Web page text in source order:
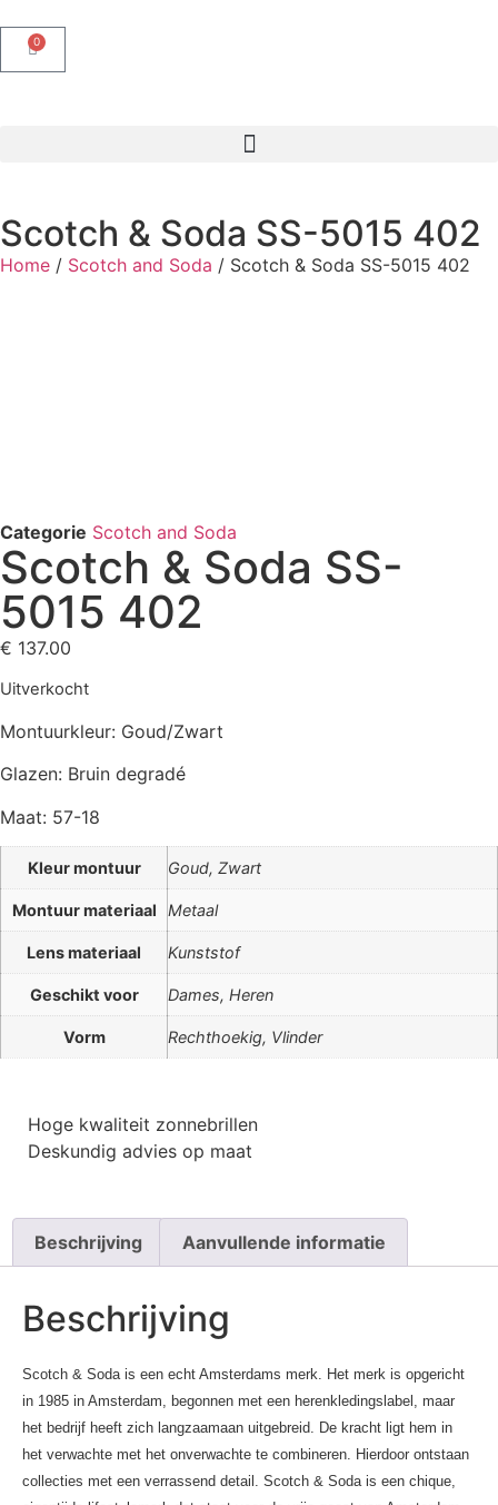
0
Scotch & Soda SS-5015 402
Home / Scotch and Soda / Scotch & Soda SS-5015 402
Categorie Scotch and Soda
Scotch & Soda SS-
5015 402
€ 137.00
Uitverkocht
Montuurkleur: Goud/Zwart
Glazen: Bruin degradé
Maat: 57-18
Kleur montuur Goud, Zwart
Montuur materiaal Metaal
Lens materiaal Kunststof
Geschikt voor Dames, Heren
Vorm Rechthoekig, Vlinder
Hoge kwaliteit zonnebrillen
Deskundig advies op maat
Beschrijving Aanvullende informatie
Beschrijving
Scotch & Soda is een echt Amsterdams merk. Het merk is opgericht
in 1985 in Amsterdam, begonnen met een herenkledingslabel, maar
het bedrijf heeft zich langzaamaan uitgebreid. De kracht ligt hem in
het verwachte met het onverwachte te combineren. Hierdoor ontstaan
collecties met een verrassend detail. Scotch & Soda is een chique,